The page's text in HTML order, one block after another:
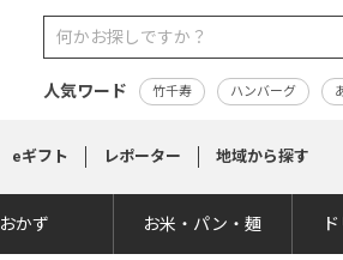
人気ワード 竹千寿 ハンバーグ
eギフト レポーター 地域から探す
おかず お米・パン・麺